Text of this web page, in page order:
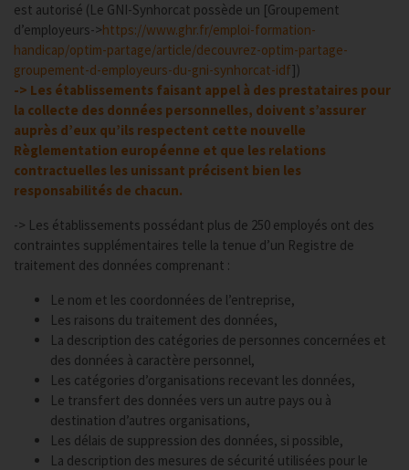
est autorisé (Le GNI-Synhorcat possède un [Groupement
d’employeurs->https://www.ghr.fr/emploi-formation-
handicap/optim-partage/article/decouvrez-optim-partage-
groupement-d-employeurs-du-gni-synhorcat-idf])
-> Les établissements faisant appel à des prestataires pour
la collecte des données personnelles, doivent s’assurer
auprès d’eux qu’ils respectent cette nouvelle
Règlementation européenne et que les relations
contractuelles les unissant précisent bien les
responsabilités de chacun.
-> Les établissements possédant plus de 250 employés ont des
contraintes supplémentaires telle la tenue d’un Registre de
traitement des données comprenant :
Le nom et les coordonnées de l’entreprise,
Les raisons du traitement des données,
La description des catégories de personnes concernées et
des données à caractère personnel,
Les catégories d’organisations recevant les données,
Le transfert des données vers un autre pays ou à
destination d’autres organisations,
Les délais de suppression des données, si possible,
La description des mesures de sécurité utilisées pour le